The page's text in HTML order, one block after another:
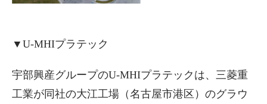
▼U-MHIプラテック
宇部興産グループのU-MHIプラテックは、三菱重
工業が同社の大江工場（名古屋市港区）のグラウ